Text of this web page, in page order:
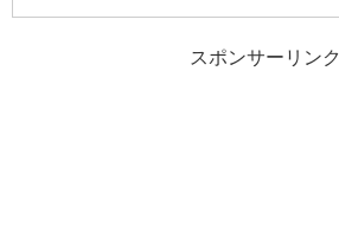
スポンサーリンク